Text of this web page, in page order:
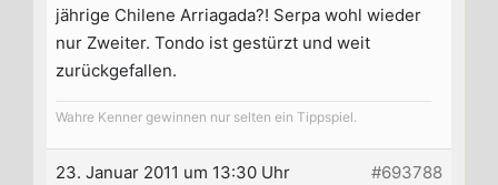
jährige Chilene Arriagada?! Serpa wohl wieder
nur Zweiter. Tondo ist gestürzt und weit
zurückgefallen.
Wahre Kenner gewinnen nur selten ein Tippspiel.
23. Januar 2011 um 13:30 Uhr #693788